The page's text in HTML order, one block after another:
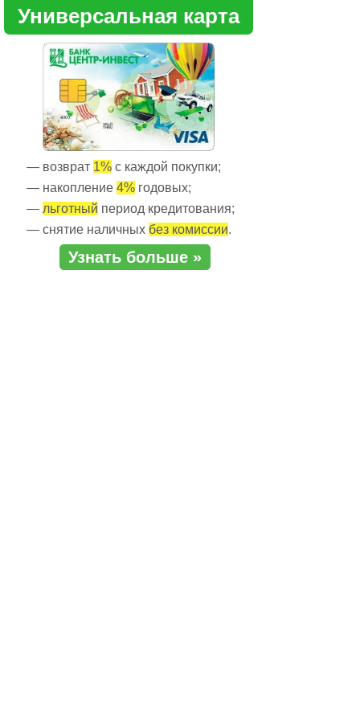
Универсальная карта
— возврат 1% с каждой покупки;
— накопление 4% годовых;
— льготный период кредитования;
— снятие наличных без комиссии.
Узнать больше »